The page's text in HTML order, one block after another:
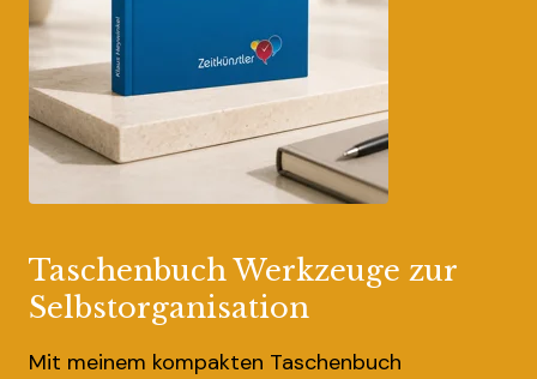
Taschenbuch Werkzeuge zur
Selbstorganisation
Mit meinem kompakten Taschenbuch